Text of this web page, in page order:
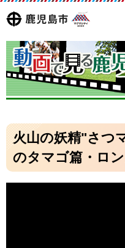
鹿児島
市
マグ
マシ
ティ
鹿児
島市
火山の妖精"さつ
のタマゴ篇・ロ